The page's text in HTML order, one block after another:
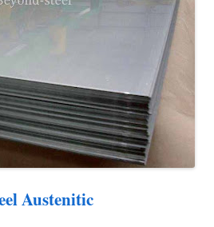
Austenitic